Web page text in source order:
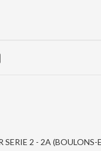
2 - 2A (BOULONS-